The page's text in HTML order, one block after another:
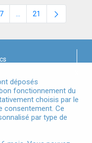
Utilisez TAB pour naviguer.
PagePages intermédiaires
Page
21
déposés
fonctionnement du
choisis par le
consentement. Ce
par type de